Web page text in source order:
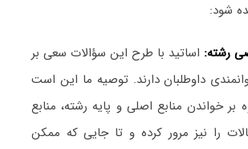
شود:
رشته: اساتید با طرح این سؤالات سعی بر
داوطلبان دارند. توصیه ما این است
بر خواندن منابع اصلی و پایه رشته، منابع
را نیز مرور کرده و تا جایی که ممکن